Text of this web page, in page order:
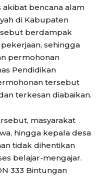
bencana alam
di Kabupaten
berdampak
sehingga
permohonan
Pendidikan
tersebut
terkesan diabaikan.
masyarakat
hingga kepala desa
tidak dihentikan
belajar-mengajar.
333 Bintungan